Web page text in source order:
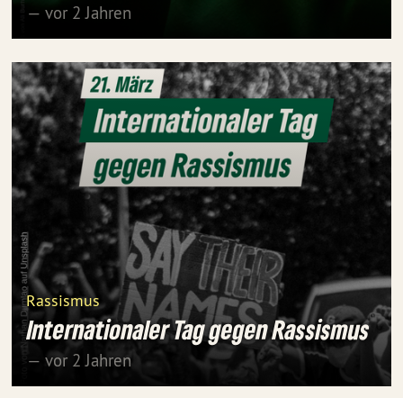
— vor 2 Jahren
Rassismus
Internationaler Tag gegen Rassismus
— vor 2 Jahren